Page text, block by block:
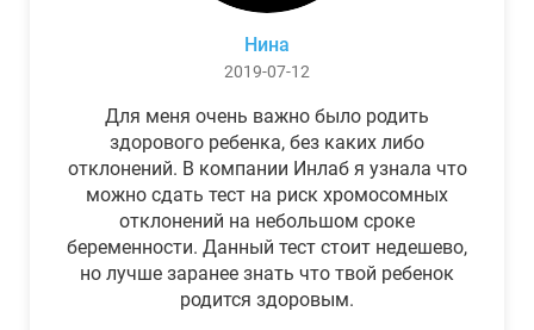
Нина
2019-07-12
Для меня очень важно было родить
здорового ребенка, без каких либо
отклонений. В компании Инлаб я узнала что
можно сдать тест на риск хромосомных
отклонений на небольшом сроке
беременности. Данный тест стоит недешево,
но лучше заранее знать что твой ребенок
родится здоровым.